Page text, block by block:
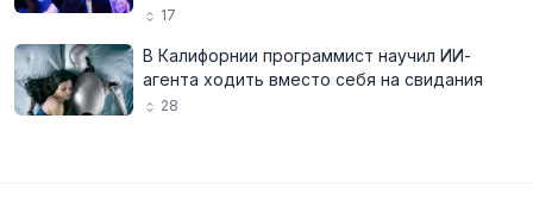
17
В Калифорнии программист научил ИИ-
агента ходить вместо себя на свидания
28